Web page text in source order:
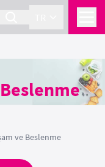
ve Beslenme